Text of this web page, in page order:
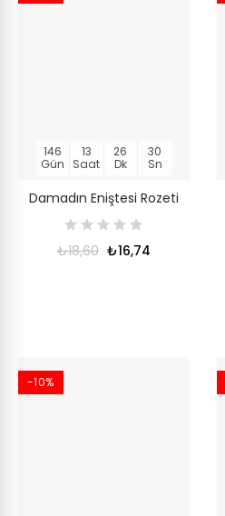
146
Gün
13
Saat
26
Dk
30
Sn
Damadın Eniştesi Rozeti
₺18,60 ₺16,74
-10%